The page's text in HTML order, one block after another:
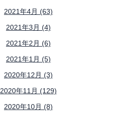
2021年4月 (63)
2021年3月 (4)
2021年2月 (6)
2021年1月 (5)
2020年12月 (3)
2020年11月 (129)
2020年10月 (8)